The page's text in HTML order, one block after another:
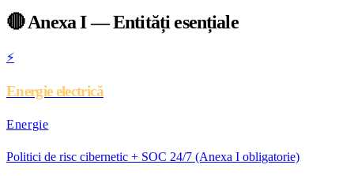
🔴Anexa I — Entități esențiale
⚡
Energie electrică
Energie
Politici de risc cibernetic + SOC 24/7 (Anexa I obligatorie)